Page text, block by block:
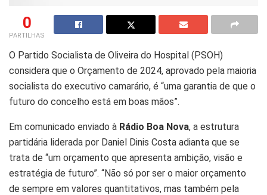
0
PARTILHAS
O Partido Socialista de Oliveira do Hospital (PSOH)
considera que o Orçamento de 2024, aprovado pela maioria
socialista do executivo camarário, é “uma garantia de que o
futuro do concelho está em boas mãos”.
Em comunicado enviado à Rádio Boa Nova, a estrutura
partidária liderada por Daniel Dinis Costa adianta que se
trata de “um orçamento que apresenta ambição, visão e
estratégia de futuro”. “Não só por ser o maior orçamento
de sempre em valores quantitativos, mas também pela